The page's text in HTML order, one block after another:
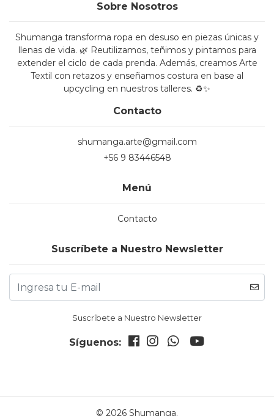
Sobre Nosotros
Shumanga transforma ropa en desuso en piezas únicas y
llenas de vida. 🌿 Reutilizamos, teñimos y pintamos para
extender el ciclo de cada prenda. Además, creamos Arte
Textil con retazos y enseñamos costura en base al
upcycling en nuestros talleres. ♻️✨
Contacto
shumanga.arte@gmail.com
+56 9 83446548
Menú
Contacto
Suscríbete a Nuestro Newsletter
Suscríbete a Nuestro Newsletter
Síguenos:
© 2026 Shumanga.